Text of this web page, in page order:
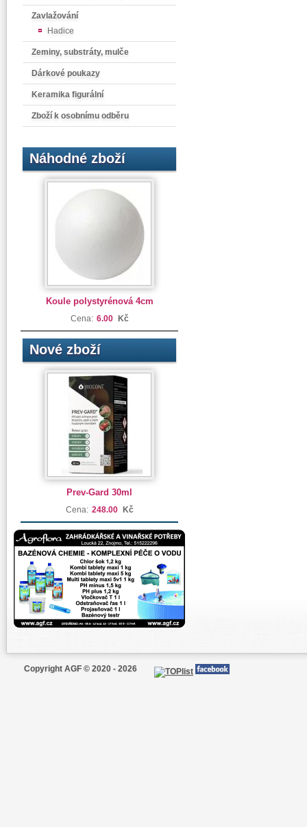
Zavlažování
Hadice
Zeminy, substráty, mulče
Dárkové poukazy
Keramika figurální
Zboží k osobnímu odběru
Náhodné zboží
Koule polystyrénová 4cm
Cena: 6.00 Kč
Nové zboží
Prev-Gard 30ml
Cena: 248.00 Kč
Copyright AGF © 2020 - 2026